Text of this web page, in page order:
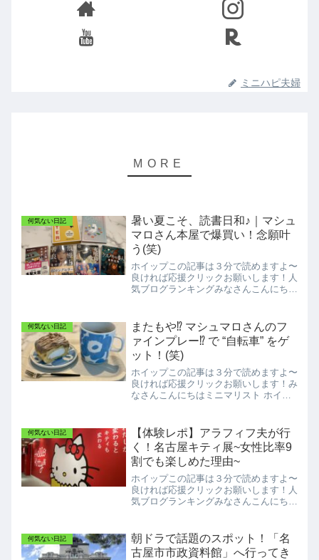
ミニハピ夫婦
何気ない日記
暑い夏こそ、読書日和♪｜マシュ
マロさん本屋で爆買い！念願叶
う(笑)
ホイップこの記事は３分で読めますよ〜
良ければ応援クリックお願いします！人
気ブログランキングみなさんこんにちは
日が続きますね💦皆様いかがお過ごしで
しょうか🍉早い方はお盆休...
何気ない日記
またもや⁉️ マシュマロさんのフ
ァインプレー⁉️ で “自転車” をゲ
ット！(笑)
ホイップこの記事は３分で読めますよ〜
良ければ応援クリックお願いします！み
なさんこんにちはミニマリスト ホイッ
末に向けて忙しい毎日ではないでしょう
か？皆さま頑張って今年を...
何気ない日記
【体験レポ】アラフィフ夫が行
く！名古屋キティ展~女性比率9
割でも楽しめた理由~
ホイップこの記事は３分で読めますよ〜
良ければ応援クリックお願いします！人
気ブログランキングみなさんこんにちは
日、私たち夫婦は名古屋で開催されてい
る話題の「キティ展」に行っ...
何気ない日記
朝ドラで話題のスポット！「名
古屋市市政資料館」へ行ってき